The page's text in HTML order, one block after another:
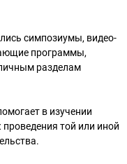
симпозиумы, видео-
программы,
разделам
в изучении
той или иной